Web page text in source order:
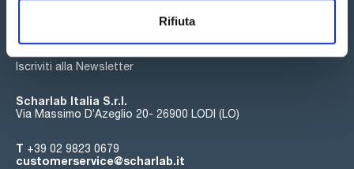
Rifiuta
Iscriviti alla Newsletter
Scharlab Italia S.r.l.
Via Massimo D’Azeglio 20- 26900 LODI (LO)
T +39 02 9823 0679
customerservice@scharlab.it